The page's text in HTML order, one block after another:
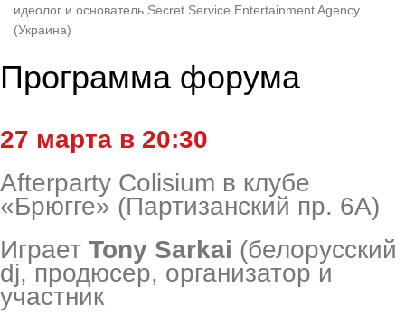
идеолог и основатель Secret Service Entertainment Agency
(Украина)
Программа форума
27 марта в 20:30
Afterparty Colisium в клубе
«Брюгге» (Партизанский пр. 6А)
Играет Tony Sarkai (белорусский
dj,продюсер, организатор и
участник